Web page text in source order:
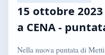
15 ottobre 2023
a CENA -
Nella nuova puntata di